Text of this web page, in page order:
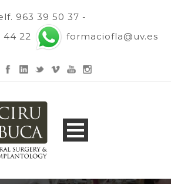
963 39 50 37 -
44 22
formaciofla@uv.es